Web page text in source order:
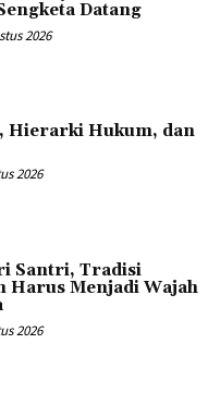
Datang
2026
Hierarki Hukum, dan
2026
Santri, Tradisi
Harus Menjadi Wajah
2026